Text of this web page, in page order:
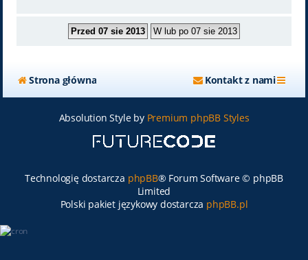
Strona główna Kontakt z nami
Absolution Style by Premium phpBB Styles
Technologię dostarcza phpBB® Forum Software © phpBB
Limited
Polski pakiet językowy dostarcza phpBB.pl